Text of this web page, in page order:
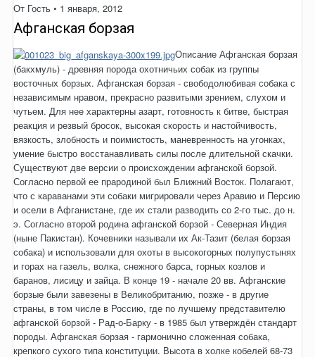
От Гость • 1 января, 2012
Афганская борзая
Описание Афганская борзая
(бакхмуль) - древняя порода охотничьих собак из группы
восточных борзых. Афганская борзая - свободолюбивая собака с
независимым нравом, прекрасно развитыми зрением, слухом и
чутьем. Для нее характерны азарт, готовность к битве, быстрая
реакция и резвый бросок, высокая скорость и настойчивость,
вязкость, злобность и поимистость, маневренность на угонках,
умение быстро восстанавливать силы после длительной скачки.
Существуют две версии о происхождении афганской борзой.
Согласно первой ее прародиной был Ближний Восток. Полагают,
что с караванами эти собаки мигрировали через Аравию и Персию
и осели в Афганистане, где их стали разводить со 2-го тыс. до н.
э. Согласно второй родина афганской борзой - Северная Индия
(ныне Пакистан). Кочевники называли их Ак-Тазит (белая борзая
собака) и использовали для охоты в высокогорных полупустынях
и горах на газель, волка, снежного барса, горных козлов и
баранов, лисицу и зайца. В конце 19 - начале 20 вв. Афганские
борзые были завезены в Великобританию, позже - в другие
страны, в том числе в Россию, где по лучшему представителю
афганской борзой - Рад-о-Барку - в 1985 был утверждён стандарт
породы. Афганская борзая - гармонично сложенная собака,
крепкого сухого типа конституции. Высота в холке кобелей 68-73